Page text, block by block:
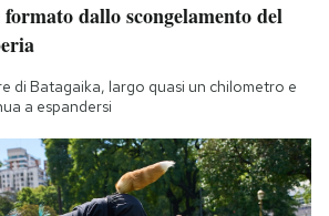
dallo scongelamento del
di Batagaika, largo quasi un chilometro e
a espandersi